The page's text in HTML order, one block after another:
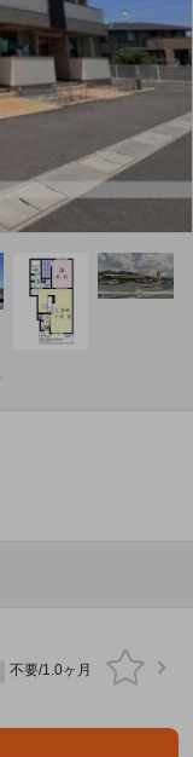
不要/1.0ヶ月